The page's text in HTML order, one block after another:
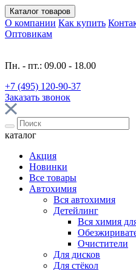
Каталог товаров
О компании Как купить
Оптовикам
Пн. - пт.: 09.00 - 18.00
+7 (495) 120-90-37
Заказать звонок
каталог
Акция
Новинки
Все товары
Автохимия
Вся автохимия
Детейлинг
Вся химия
Очистители
Для дисков
Для стёкол